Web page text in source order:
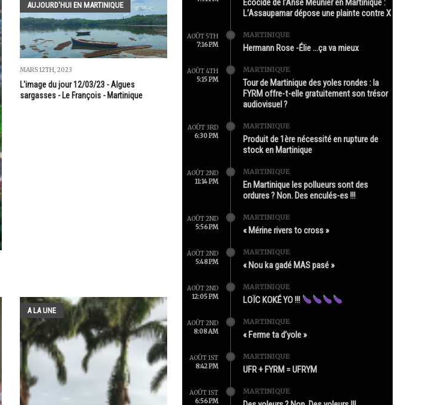
AUJOURD'HUI EN MARTINIQUE
MARS 12TH, 2023
L'image du jour 12/03/23 - Algues
sargasses - Le François - Martinique
A LA UNE
Écocide de l’Anse Meunier en Martinique :
L’Assaupamar dépose une plainte contre X
AOÛT 5TH
7:16 PM
MARTINIQUE
Hermann Rose -Élie …ça va mieux
AOÛT 4TH
5:15 PM
MARTINIQUE
Tour de Martinique des yoles rondes : la
FYRM offre-t-elle gratuitement son trésor
audiovisuel ?
AOÛT 3RD
6:30 PM
MARTINIQUE
Produit de 1ère nécessité en rupture de
stock en Martinique
AOÛT 2ND
11:14 PM
MARTINIQUE
En Martinique les pollueurs sont des
ordures ? Non. Des enculés-es !!!
AOÛT 2ND
5:56 PM
MARTINIQUE
« Mérine rivers to cross »
AOÛT 2ND
5:48 PM
MARTINIQUE
« Nou ka gadé MAS pasé »
AOÛT 2ND
12:05 PM
MARTINIQUE
LOÏC KOKÉ YO !!!
AOÛT 2ND
8:08 AM
MARTINIQUE
« Ferme ta d’yole »
AOÛT 1ST
8:42 PM
MARTINIQUE
UFR + FYRM = UFRYM
AOÛT 1ST
6:56 PM
MARTINIQUE